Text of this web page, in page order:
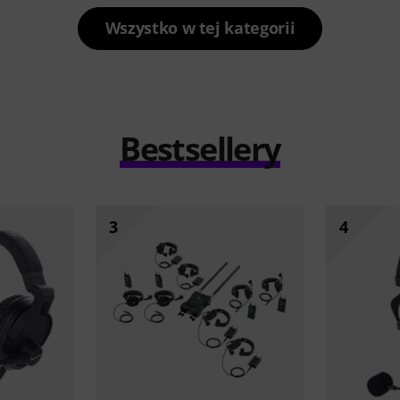
Wszystko w tej kategorii
Bestsellery
3 4